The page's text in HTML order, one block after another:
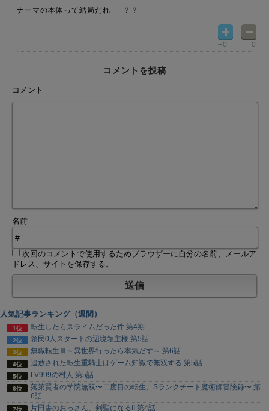
ナーマの本体って結局だれ･･･？？
+0 -0
コメントを投稿
コメント
名前
次回のコメントで使用するためブラウザーに自分の名前、メールア
ドレス、サイトを保存する。
人気記事ランキング（週間）
転生したらスライムだった件 第4期
領民0人スタートの辺境領主様 第5話
無職転生Ⅲ～異世界行ったら本気だす～ 第6話
追放された転生重騎士はゲーム知識で無双する 第5話
LV999の村人 第5話
落第賢者の学院無双〜二度目の転生、Sランクチート魔術師冒険録〜 第
6話
片田舎のおっさん、剣聖になるII 第4話